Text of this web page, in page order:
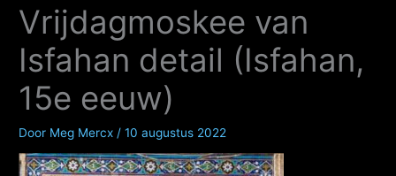
Vrijdagmoskee van
Isfahan detail (Isfahan,
15e eeuw)
Door Meg Mercx /10 augustus 2022